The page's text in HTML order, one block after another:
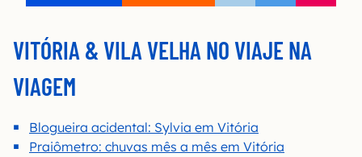
VITÓRIA & VILA VELHA NO VIAJE NA
VIAGEM
Blogueira acidental: Sylvia em Vitória
Praiômetro: chuvas mês a mês em Vitória